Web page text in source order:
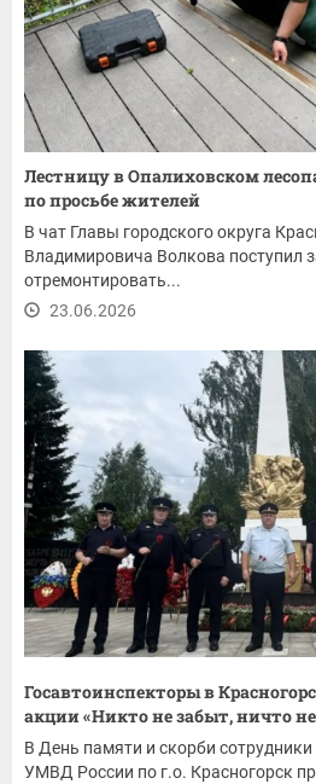
Лестницу в Опалиховском
по просьбе жителей
В чат Главы городского округа
Владимировича Волкова поступил
отремонтировать...
23.06.2026
Госавтоинспекторы в
акции «Никто не забыт, ничто
В День памяти и скорби сотрудники
УМВД России по г.о. Красногорск